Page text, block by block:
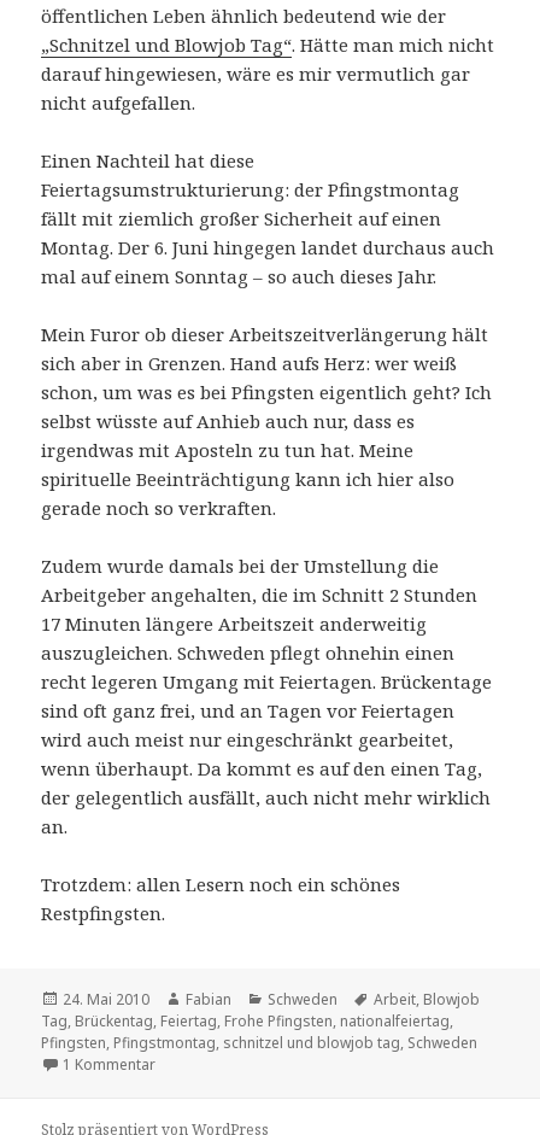
öffentlichen Leben ähnlich bedeutend wie der
„Schnitzel und Blowjob Tag“. Hätte man mich nicht
darauf hingewiesen, wäre es mir vermutlich gar
nicht aufgefallen.
Einen Nachteil hat diese
Feiertagsumstrukturierung: der Pfingstmontag
fällt mit ziemlich großer Sicherheit auf einen
Montag. Der 6. Juni hingegen landet durchaus auch
mal auf einem Sonntag – so auch dieses Jahr.
Mein Furor ob dieser Arbeitszeitverlängerung hält
sich aber in Grenzen. Hand aufs Herz: wer weiß
schon, um was es bei Pfingsten eigentlich geht? Ich
selbst wüsste auf Anhieb auch nur, dass es
irgendwas mit Aposteln zu tun hat. Meine
spirituelle Beeinträchtigung kann ich hier also
gerade noch so verkraften.
Zudem wurde damals bei der Umstellung die
Arbeitgeber angehalten, die im Schnitt 2 Stunden
17 Minuten längere Arbeitszeit anderweitig
auszugleichen. Schweden pflegt ohnehin einen
recht legeren Umgang mit Feiertagen. Brückentage
sind oft ganz frei, und an Tagen vor Feiertagen
wird auch meist nur eingeschränkt gearbeitet,
wenn überhaupt. Da kommt es auf den einen Tag,
der gelegentlich ausfällt, auch nicht mehr wirklich
an.
Trotzdem: allen Lesern noch ein schönes
Restpfingsten.
Veröffentlicht
am
24. Mai 2010 Autor
Fabian Kategorien
Schweden Schlagwörter
Arbeit, Blowjob
Tag, Brückentag, Feiertag, Frohe Pfingsten, nationalfeiertag,
Pfingsten, Pfingstmontag, schnitzel und blowjob tag, Schweden
1 Kommentarzu Frohe Pfingsten
Stolz präsentiert von WordPress